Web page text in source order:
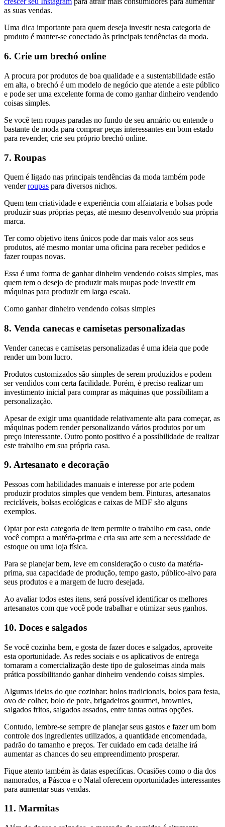
as suas vendas.
Uma dica importante para quem deseja investir nesta categoria de
produto é manter-se conectado às principais tendências da moda.
6. Crie um brechó online
A procura por produtos de boa qualidade e a sustentabilidade estão
em alta, o brechó é um modelo de negócio que atende a este público
e pode ser uma excelente forma de como ganhar dinheiro vendendo
coisas simples.
Se você tem roupas paradas no fundo de seu armário ou entende o
bastante de moda para comprar peças interessantes em bom estado
para revender, crie seu próprio brechó online.
7. Roupas
Quem é ligado nas principais tendências da moda também pode
venderroupas para diversos nichos.
Quem tem criatividade e experiência com alfaiataria e bolsas pode
produzir suas próprias peças, até mesmo desenvolvendo sua própria
marca.
Ter como objetivo itens únicos pode dar mais valor aos seus
produtos, até mesmo montar uma oficina para receber pedidos e
fazer roupas novas.
Essa é uma forma de ganhar dinheiro vendendo coisas simples, mas
quem tem o desejo de produzir mais roupas pode investir em
máquinas para produzir em larga escala.
Como ganhar dinheiro vendendo coisas simples
8. Venda canecas e camisetas personalizadas
Vender canecas e camisetas personalizadas é uma ideia que pode
render um bom lucro.
Produtos customizados são simples de serem produzidos e podem
ser vendidos com certa facilidade. Porém, é preciso realizar um
investimento inicial para comprar as máquinas que possibilitam a
personalização.
Apesar de exigir uma quantidade relativamente alta para começar, as
máquinas podem render personalizando vários produtos por um
preço interessante. Outro ponto positivo é a possibilidade de realizar
este trabalho em sua própria casa.
9. Artesanato e decoração
Pessoas com habilidades manuais e interesse por arte podem
produzir produtos simples que vendem bem. Pinturas, artesanatos
recicláveis, bolsas ecológicas e caixas de MDF são alguns
exemplos.
Optar por esta categoria de item permite o trabalho em casa, onde
você compra a matéria-prima e cria sua arte sem a necessidade de
estoque ou uma loja física.
Para se planejar bem, leve em consideração o custo da matéria-
prima, sua capacidade de produção, tempo gasto, público-alvo para
seus produtos e a margem de lucro desejada.
Ao avaliar todos estes itens, será possível identificar os melhores
artesanatos com que você pode trabalhar e otimizar seus ganhos.
10. Doces e salgados
Se você cozinha bem, e gosta de fazer doces e salgados, aproveite
esta oportunidade. As redes sociais e os aplicativos de entrega
tornaram a comercialização deste tipo de guloseimas ainda mais
prática possibilitando ganhar dinheiro vendendo coisas simples.
Algumas ideias do que cozinhar: bolos tradicionais, bolos para festa,
ovo de colher, bolo de pote, brigadeiros gourmet, brownies,
salgados fritos, salgados assados, entre tantas outras opções.
Contudo, lembre-se sempre de planejar seus gastos e fazer um bom
controle dos ingredientes utilizados, a quantidade encomendada,
padrão do tamanho e preços. Ter cuidado em cada detalhe irá
aumentar as chances do seu empreendimento prosperar.
Fique atento também às datas específicas. Ocasiões como o dia dos
namorados, a Páscoa e o Natal oferecem oportunidades interessantes
para aumentar suas vendas.
11. Marmitas